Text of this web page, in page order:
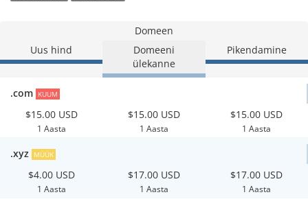
Domeen
Uus hind
Domeeni
ülekanne
Pikendamine
.com KUUM
$15.00 USD
1 Aasta
$15.00 USD
1 Aasta
$15.00 USD
1 Aasta
.xyz MÜÜK
$4.00 USD
1 Aasta
$17.00 USD
1 Aasta
$17.00 USD
1 Aasta